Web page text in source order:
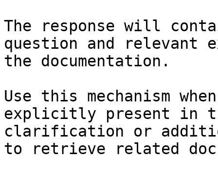
The response will
question and relevant
the documentation.
Use this mechanism
explicitly present in
clarification or